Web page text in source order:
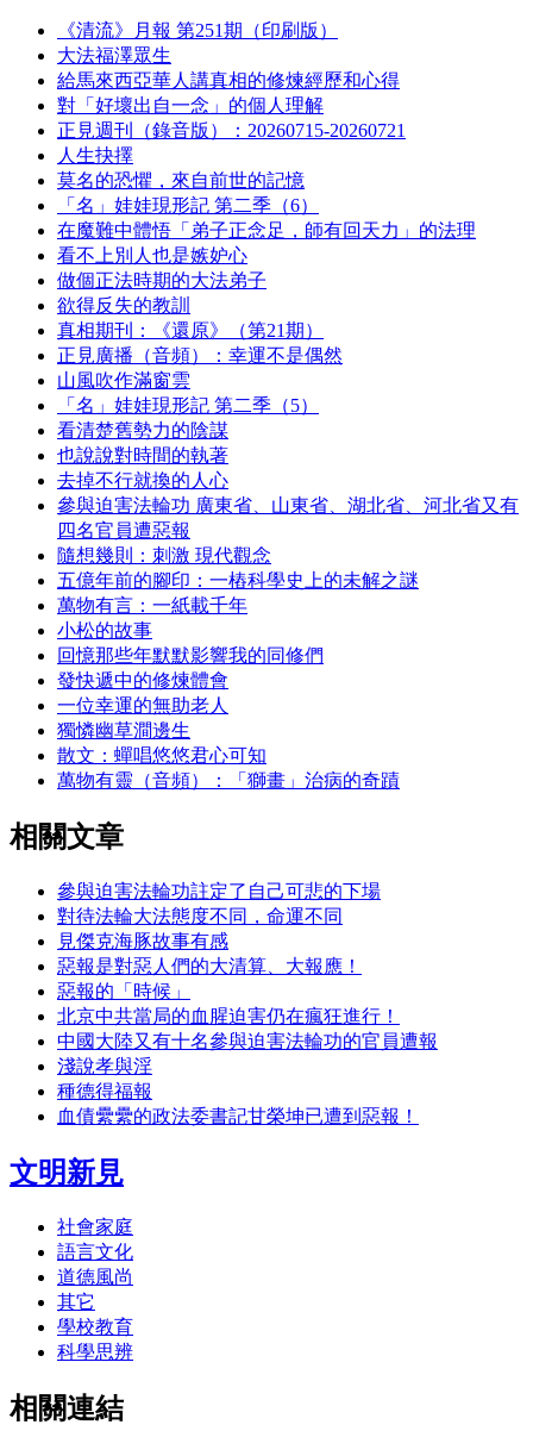
《清流》月報 第251期（印刷版）
大法福澤眾生
給馬來西亞華人講真相的修煉經歷和心得
對「好壞出自一念」的個人理解
正見週刊（錄音版）：20260715-20260721
人生抉擇
莫名的恐懼，來自前世的記憶
「名」娃娃現形記 第二季（6）
在魔難中體悟「弟子正念足，師有回天力」的法理
看不上別人也是嫉妒心
做個正法時期的大法弟子
欲得反失的教訓
真相期刊：《還原》（第21期）
正見廣播（音頻）：幸運不是偶然
山風吹作滿窗雲
「名」娃娃現形記 第二季（5）
看清楚舊勢力的陰謀
也說說對時間的執著
去掉不行就換的人心
參與迫害法輪功 廣東省、山東省、湖北省、河北省又有
四名官員遭惡報
隨想幾則：刺激 現代觀念
五億年前的腳印：一樁科學史上的未解之謎
萬物有言：一紙載千年
小松的故事
回憶那些年默默影響我的同修們
發快遞中的修煉體會
一位幸運的無助老人
獨憐幽草澗邊生
散文：蟬唱悠悠君心可知
萬物有靈（音頻）：「獅畫」治病的奇蹟
相關文章
參與迫害法輪功註定了自己可悲的下場
對待法輪大法態度不同，命運不同
見傑克海豚故事有感
惡報是對惡人們的大清算、大報應！
惡報的「時候」
北京中共當局的血腥迫害仍在瘋狂進行！
中國大陸又有十名參與迫害法輪功的官員遭報
淺說孝與淫
種德得福報
血債纍纍的政法委書記甘榮坤已遭到惡報！
文明新見
社會家庭
語言文化
道德風尚
其它
學校教育
科學思辨
相關連結